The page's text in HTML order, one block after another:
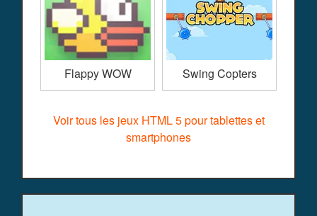
Flappy WOW Swing Copters
Voir tous les jeux HTML 5 pour tablettes et
smartphones